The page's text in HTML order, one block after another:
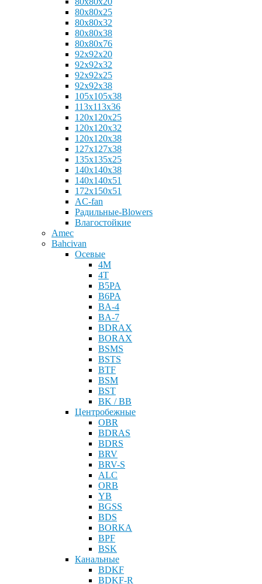
80x80x25
80x80x32
80x80x38
80x80x76
92x92x20
92x92x32
92x92x25
92x92x38
105x105x38
113x113x36
120x120x25
120x120x32
120x120x38
127x127x38
135x135x25
140x140x38
140x140x51
172x150x51
AC-fan
Радильные-Blowers
Влагостойкие
Amec
Bahcivan
Осевые
4M
4Т
B5PA
B6PA
BA-4
BA-7
BDRAX
BORAX
BSMS
BSTS
BTF
BSM
BST
BK / BB
Центробежные
OBR
BDRAS
BDRS
BRV
BRV-S
ALC
ORB
YB
BGSS
BDS
BORKA
BPF
BSK
Канальные
BDKF
BDKF-R